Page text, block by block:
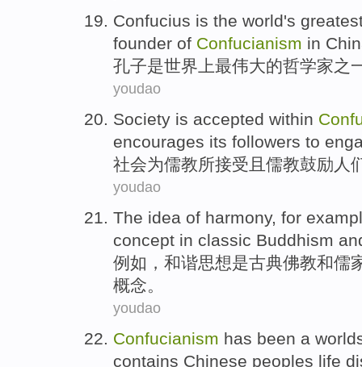
Confucius is the world's
founder of Confucianism in
孔子是世界 上最伟大的哲学家之
youdao
Society is accepted within
encourages its followers to
社会为儒教所接受 且 儒教鼓励人
youdao
The idea of harmony, for
concept in classic Buddhism
例如 ， 和谐思想是古典佛教和儒
概念。
youdao
Confucianism has been a
contains Chinese peoples life